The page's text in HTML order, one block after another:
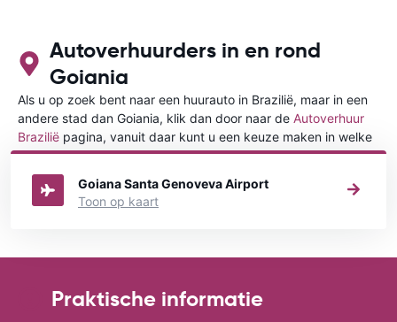
Autoverhuurders in en rond
Goiania
Als u op zoek bent naar een huurauto in Brazilië, maar in een
andere stad dan Goiania, klik dan door naar de Autoverhuur
Brazilië pagina, vanuit daar kunt u een keuze maken in welke
stad in Brazilië u een auto huren wilt.
Goiana Santa Genoveva Airport
Toon op kaart
Praktische informatie